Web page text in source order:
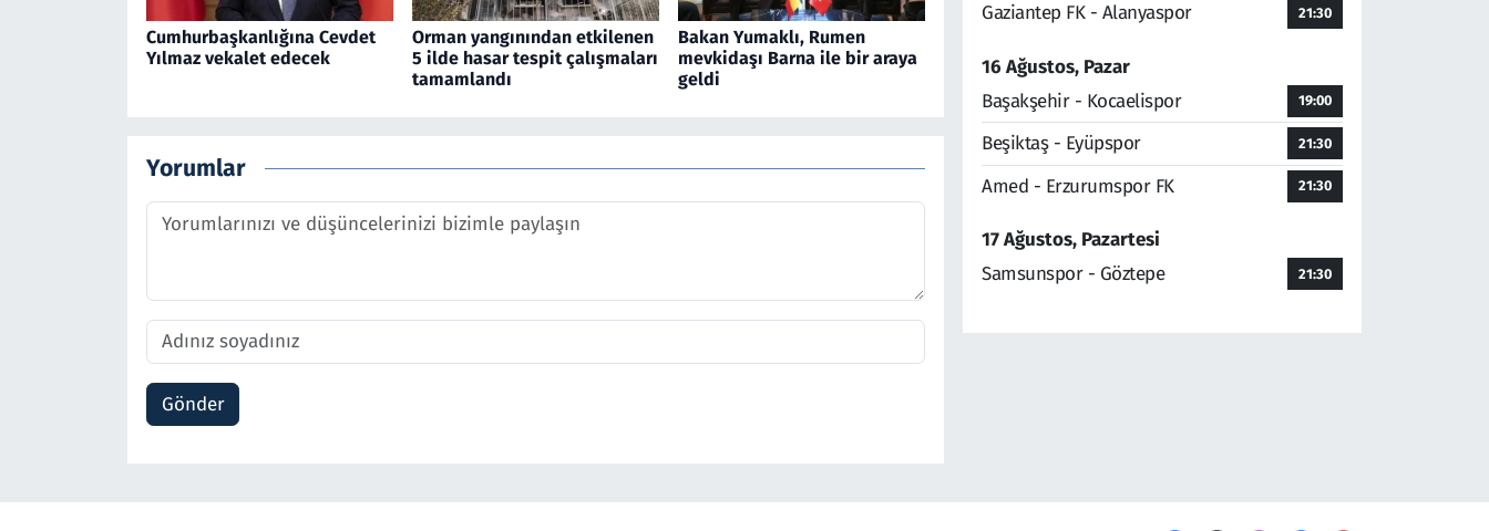
Cumhurbaşkanlığına Cevdet
Yılmaz vekalet edecek
Orman yangınından etkilenen
5 ilde hasar tespit çalışmaları
tamamlandı
Bakan Yumaklı, Rumen
mevkidaşı Barna ile bir araya
geldi
Yorumlar
Gönder
Gaziantep FK - Alanyaspor 21:30
16 Ağustos, Pazar
Başakşehir - Kocaelispor
19:00
Beşiktaş - Eyüpspor 21:30
Amed - Erzurumspor FK 21:30
17 Ağustos, Pazartesi
Samsunspor - Göztepe
21:30